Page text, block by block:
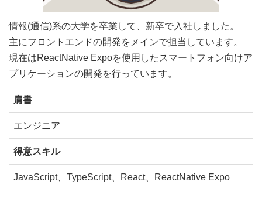
情報(通信)系の大学を卒業して、新卒で入社しました。
主にフロントエンドの開発をメインで担当しています。
現在はReactNative Expoを使用したスマートフォン向けア
プリケーションの開発を行っています。
肩書
エンジニア
得意スキル
JavaScript、TypeScript、React、ReactNative Expo